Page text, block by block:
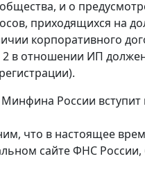
и о
приходящихся на
корпоративного
2 в отношении ИП
России вступит
что в настоящее
сайте ФНС России,